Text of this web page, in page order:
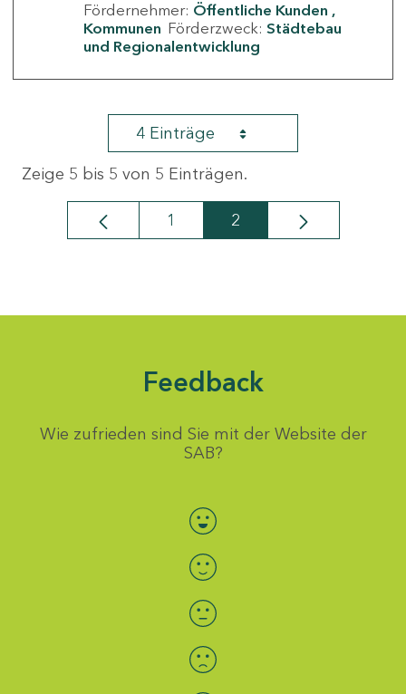
Fördernehmer: Öffentliche Kunden
Kommunen Förderzweck: Städtebau
und Regionalentwicklung
4 Einträge
Zeige 5 bis 5 von 5 Einträgen.
Seite
1 Seite
2
Feedback
Wie zufrieden sind Sie mit der Website der
SAB?
Bewertung auswählen